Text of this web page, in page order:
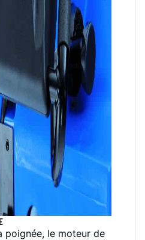
poignée, le moteur de